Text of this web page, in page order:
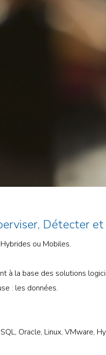
Détecter
ou Mobiles.
à la base des solutions
: les données.
Oracle, Linux, VMware,